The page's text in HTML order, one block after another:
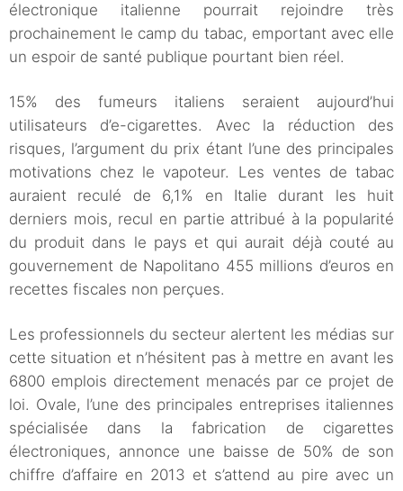
électronique italienne pourrait rejoindre très
prochainement le camp du tabac, emportant avec elle
un espoir de santé publique pourtant bien réel.
15% des fumeurs italiens seraient aujourd’hui
utilisateurs d’e-cigarettes. Avec la réduction des
risques, l’argument du prix étant l’une des principales
motivations chez le vapoteur. Les ventes de tabac
auraient reculé de 6,1% en Italie durant les huit
derniers mois, recul en partie attribué à la popularité
du produit dans le pays et qui aurait déjà couté au
gouvernement de Napolitano 455 millions d’euros en
recettes fiscales non perçues.
Les professionnels du secteur alertent les médias sur
cette situation et n’hésitent pas à mettre en avant les
6800 emplois directement menacés par ce projet de
loi. Ovale, l’une des principales entreprises italiennes
spécialisée dans la fabrication de cigarettes
électroniques, annonce une baisse de 50% de son
chiffre d’affaire en 2013 et s’attend au pire avec un